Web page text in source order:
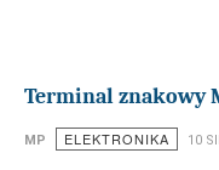
Terminal znakowy
MP ELEKTRONIKA 10